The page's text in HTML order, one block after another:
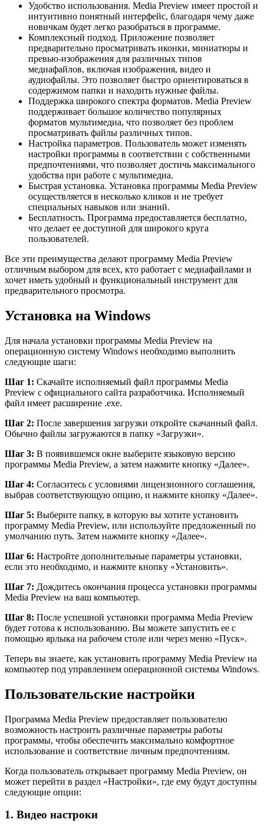
Удобство использования. Media Preview имеет простой и
интуитивно понятный интерфейс, благодаря чему даже
новичкам будет легко разобраться в программе.
Комплексный подход. Приложение позволяет
предварительно просматривать иконки, миниатюры и
превью-изображения для различных типов
медиафайлов, включая изображения, видео и
аудиофайлы. Это позволяет быстро ориентироваться в
содержимом папки и находить нужные файлы.
Поддержка широкого спектра форматов. Media Preview
поддерживает большое количество популярных
форматов мультимедиа, что позволяет без проблем
просматривать файлы различных типов.
Настройка параметров. Пользователь может изменять
настройки программы в соответствии с собственными
предпочтениями, что позволяет достичь максимального
удобства при работе с мультимедиа.
Быстрая установка. Установка программы Media Preview
осуществляется в несколько кликов и не требует
специальных навыков или знаний.
Бесплатность. Программа предоставляется бесплатно,
что делает ее доступной для широкого круга
пользователей.
Все эти преимущества делают программу Media Preview
отличным выбором для всех, кто работает с медиафайлами и
хочет иметь удобный и функциональный инструмент для
предварительного просмотра.
Установка на Windows
Для начала установки программы Media Preview на
операционную систему Windows необходимо выполнить
следующие шаги:
Шаг 1: Скачайте исполняемый файл программы Media
Preview с официального сайта разработчика. Исполняемый
файл имеет расширение .exe.
Шаг 2: После завершения загрузки откройте скачанный файл.
Обычно файлы загружаются в папку «Загрузки».
Шаг 3: В появившемся окне выберите языковую версию
программы Media Preview, а затем нажмите кнопку «Далее».
Шаг 4: Согласитесь с условиями лицензионного соглашения,
выбрав соответствующую опцию, и нажмите кнопку «Далее».
Шаг 5: Выберите папку, в которую вы хотите установить
программу Media Preview, или используйте предложенный по
умолчанию путь. Затем нажмите кнопку «Далее».
Шаг 6: Настройте дополнительные параметры установки,
если это необходимо, и нажмите кнопку «Установить».
Шаг 7: Дождитесь окончания процесса установки программы
Media Preview на ваш компьютер.
Шаг 8: После успешной установки программа Media Preview
будет готова к использованию. Вы можете запустить ее с
помощью ярлыка на рабочем столе или через меню «Пуск».
Теперь вы знаете, как установить программу Media Preview на
компьютер под управлением операционной системы Windows.
Пользовательские настройки
Программа Media Preview предоставляет пользователю
возможность настроить различные параметры работы
программы, чтобы обеспечить максимально комфортное
использование и соответствие личным предпочтениям.
Когда пользователь открывает программу Media Preview, он
может перейти в раздел «Настройки», где ему будут доступны
следующие опции:
1. Видео настроки